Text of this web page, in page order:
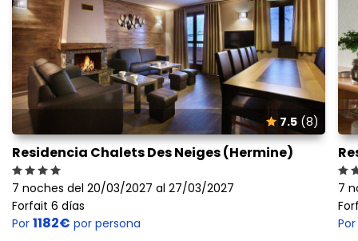
7.5(8)
Residencia Chalets Des Neiges (Hermine)
7 noches del 20/03/2027 al 27/03/2027
Forfait 6 días
Por 1182€ por persona
7
Por